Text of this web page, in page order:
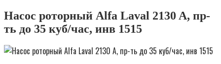
Насос роторный Alfa Laval 2130 A, пр-
ть до 35 куб/час, инв 1515